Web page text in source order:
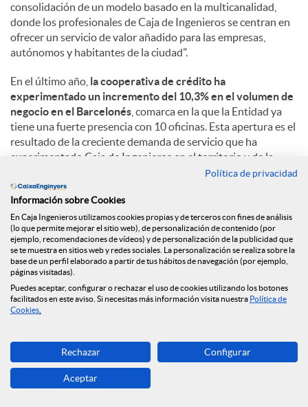
consolidación de un modelo basado en la multicanalidad,
donde los profesionales de Caja de Ingenieros se centran en
ofrecer un servicio de valor añadido para las empresas,
autónomos y habitantes de la ciudad".
En el último año, la cooperativa de crédito ha
experimentado un incremento del 10,3% en el volumen de
negocio en el Barcelonés , comarca en la que la Entidad ya
tiene una fuerte presencia con 10 oficinas. Esta apertura es el
resultado de la creciente demanda de servicio que ha
experimentado Caja de Ingenieros en el territorio y de la
voluntad de ofrecer un trato personalizado y de proximidad.
Con más de 223.000 habitantes, Badalona es la cuarta ciudad
más poblada de Cataluña y destaca su situación privilegiada,
cerca de Barcelona e inmersa en su área metropolitana. Con
áreas comerciales importantes como el Polígono de
Montigalà, y una fuerte apuesta por el sector terciario y el
turismo, la ciudad se configura como un territorio clave en
Cataluña.
C
o
Política de privacidad
Información sobre Cookies
En Caja Ingenieros utilizamos cookies propias y de terceros con fines de análisis
(lo que permite mejorar el sitio web), de personalización de contenido (por
ejemplo, recomendaciones de vídeos) y de personalización de la publicidad que
se te muestra en sitios web y redes sociales. La personalización se realiza sobre la
base de un perfil elaborado a partir de tus hábitos de navegación (por ejemplo,
páginas visitadas).
Puedes aceptar, configurar o rechazar el uso de cookies utilizando los botones
facilitados en este aviso. Si necesitas más información visita nuestra Política de
Cookies
Rechazar Configurar
Aceptar